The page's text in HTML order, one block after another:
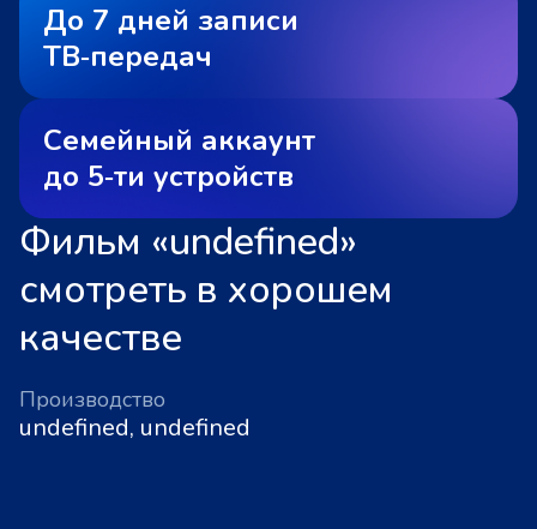
До 7 дней записи
ТВ‑передач
Семейный аккаунт
до 5‑ти устройств
Фильм «undefined»
смотреть в хорошем
качестве
Производство
undefined, undefined